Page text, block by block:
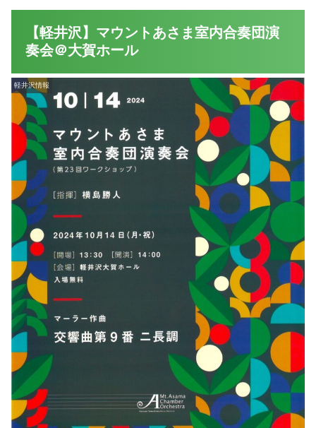
【軽井沢】マウントあさま室内合奏団演
奏会＠大賀ホール
軽井沢情報